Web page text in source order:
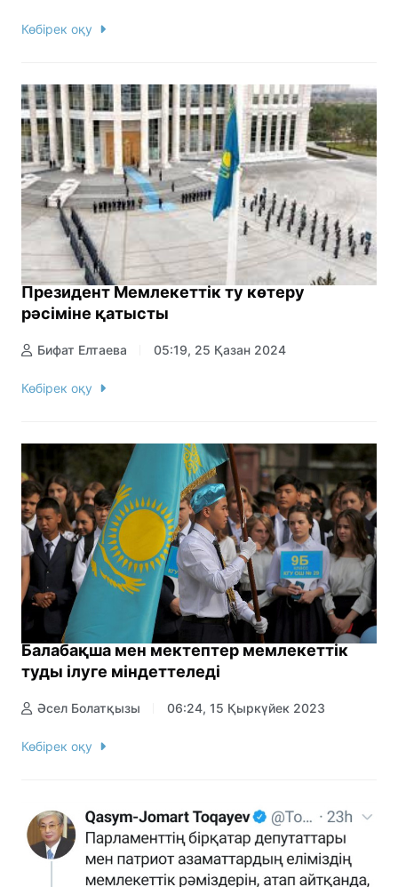
Көбірек оқу
Президент Мемлекеттік ту көтеру
рәсіміне қатысты
Бифат Елтаева 05:19, 25 Қазан 2024
Көбірек оқу
Балабақша мен мектептер мемлекеттік
туды ілуге міндеттеледі
Әсел Болатқызы 06:24, 15 Қыркүйек 2023
Көбірек оқу